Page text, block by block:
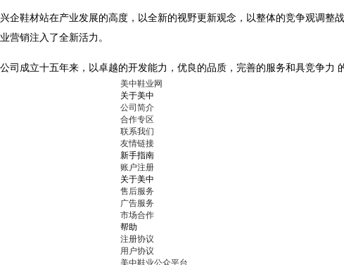
兴企鞋材站在产业发展的高度，以全新的视野更新观念，以整体的竞争观调
业营销注入了全新活力。
公司成立十五年来，以卓越的开发能力，优良的品质，完善的服务和具竞争
美中鞋业网
关于美中
公司简介
合作专区
联系我们
友情链接
新手指南
账户注册
关于美中
售后服务
广告服务
市场合作
帮助
注册协议
用户协议
美中鞋业公众平台